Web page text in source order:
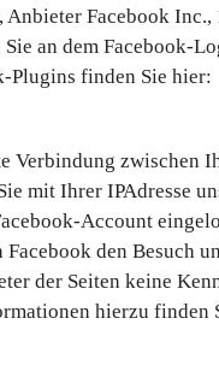
Facebook
an dem Facebook-
Plugins finden Sie hier:
Verbindung zwischen
mit Ihrer IPAdresse
Account
den Besuch
der Seiten keine
hierzu finden